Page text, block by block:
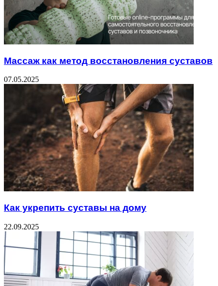
Массаж как метод восстановления суставов
07.05.2025
Как укрепить суставы на дому
22.09.2025